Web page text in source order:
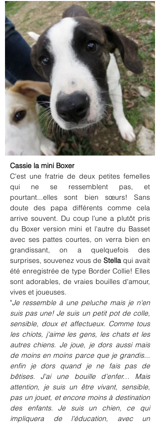
Cassie la mini Boxer
C'est une fratrie de deux petites femelles
qui ne se ressemblent pas, et
pourtant...elles sont bien sœurs! Sans
doute des papa différents comme cela
arrive souvent. Du coup l'une a plutôt pris
du Boxer version mini et l'autre du Basset
avec ses pattes courtes, on verra bien en
grandissant, on a quelquefois des
surprises, souvenez vous de Stella qui avait
été enregistrée de type Border Collie! Elles
sont adorables, de vraies bouilles d'amour,
vives et joueuses.
"Je ressemble à une peluche mais je n'en
suis pas une! Je suis un petit pot de colle,
sensible, doux et affectueux. Comme tous
les chiots, j'aime les gens, les chats et les
autres chiens. Je joue, je dors aussi mais
de moins en moins parce que je grandis...
enfin je dors quand je ne fais pas de
bêtises. J'ai une bouille d'enfer… Mais
attention, je suis un être vivant, sensible,
pas un jouet, et encore moins à destination
des enfants. Je suis un chien, ce qui
impliquera de l'éducation, avec un